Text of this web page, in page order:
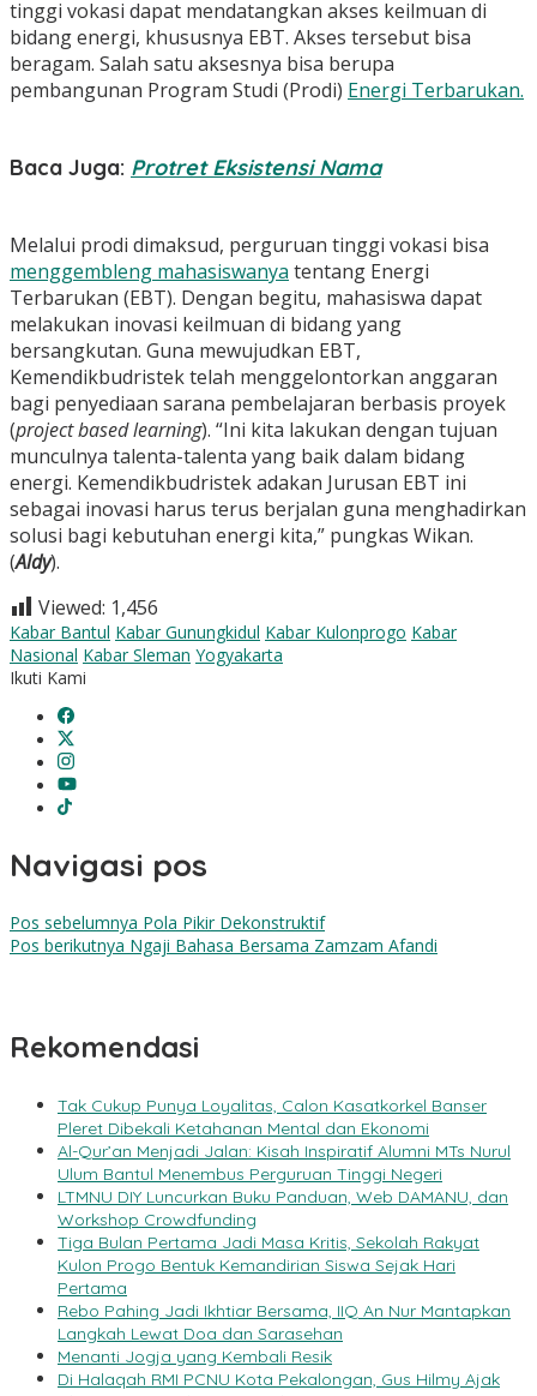
tinggi vokasi dapat mendatangkan akses keilmuan di
bidang energi, khususnya EBT. Akses tersebut bisa
beragam. Salah satu aksesnya bisa berupa
pembangunan Program Studi (Prodi) Energi Terbarukan.
Baca Juga: Protret Eksistensi Nama
Melalui prodi dimaksud, perguruan tinggi vokasi bisa
menggembleng mahasiswanya tentang Energi
Terbarukan (EBT). Dengan begitu, mahasiswa dapat
melakukan inovasi keilmuan di bidang yang
bersangkutan. Guna mewujudkan EBT,
Kemendikbudristek telah menggelontorkan anggaran
bagi penyediaan sarana pembelajaran berbasis proyek
(project based learning). “Ini kita lakukan dengan tujuan
munculnya talenta-talenta yang baik dalam bidang
energi. Kemendikbudristek adakan Jurusan EBT ini
sebagai inovasi harus terus berjalan guna menghadirkan
solusi bagi kebutuhan energi kita,” pungkas Wikan.
(Aldy).
Viewed: 1,456
Kabar Bantul Kabar Gunungkidul Kabar Kulonprogo Kabar
Nasional Kabar Sleman Yogyakarta
Ikuti Kami
Navigasi pos
Pos sebelumnya Pola Pikir Dekonstruktif
Pos berikutnya Ngaji Bahasa Bersama Zamzam Afandi
Rekomendasi
Tak Cukup Punya Loyalitas, Calon Kasatkorkel Banser
Pleret Dibekali Ketahanan Mental dan Ekonomi
Al-Qur’an Menjadi Jalan: Kisah Inspiratif Alumni MTs Nurul
Ulum Bantul Menembus Perguruan Tinggi Negeri
LTMNU DIY Luncurkan Buku Panduan, Web DAMANU, dan
Workshop Crowdfunding
Tiga Bulan Pertama Jadi Masa Kritis, Sekolah Rakyat
Kulon Progo Bentuk Kemandirian Siswa Sejak Hari
Pertama
Rebo Pahing Jadi Ikhtiar Bersama, IIQ An Nur Mantapkan
Langkah Lewat Doa dan Sarasehan
Menanti Jogja yang Kembali Resik
Di Halaqah RMI PCNU Kota Pekalongan, Gus Hilmy Ajak